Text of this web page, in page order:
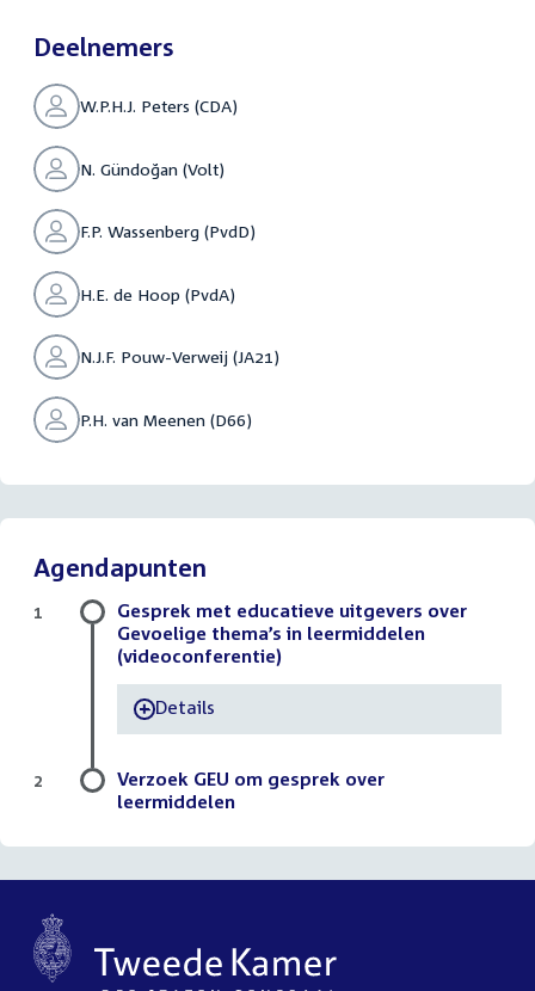
Deelnemers
W.P.H.J. Peters (CDA)
N. Gündoğan (Volt)
F.P. Wassenberg (PvdD)
H.E. de Hoop (PvdA)
N.J.F. Pouw-Verweij (JA21)
P.H. van Meenen (D66)
Agendapunten
Gesprek met educatieve uitgevers over
Gevoelige thema’s in leermiddelen
(videoconferentie)
-Details
1
Verzoek GEU om gesprek over
leermiddelen
2